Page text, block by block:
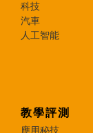
科技
汽車
人工智能
教學評測
應用秘技